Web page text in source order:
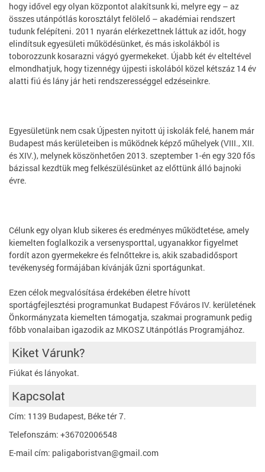
hogy idővel egy olyan központot alakítsunk ki, melyre egy – az
összes utánpótlás korosztályt felölelő – akadémiai rendszert
tudunk felépíteni. 2011 nyarán elérkezettnek láttuk az időt, hogy
elindítsuk egyesületi működésünket, és más iskolákból is
toborozzunk kosarazni vágyó gyermekeket. Újabb két év elteltével
elmondhatjuk, hogy tizennégy újpesti iskolából közel kétszáz 14 év
alatti fiú és lány jár heti rendszerességgel edzéseinkre.
Egyesületünk nem csak Újpesten nyitott új iskolák felé, hanem már
Budapest más kerületeiben is működnek képző műhelyek (VIII., XII.
és XIV.), melynek köszönhetően 2013. szeptember 1-én egy 320 fős
bázissal kezdtük meg felkészülésünket az előttünk álló bajnoki
évre.
Célunk egy olyan klub sikeres és eredményes működtetése, amely
kiemelten foglalkozik a versenysporttal, ugyanakkor figyelmet
fordít azon gyermekekre és felnőttekre is, akik szabadidősport
tevékenység formájában kívánják űzni sportágunkat.
Ezen célok megvalósítása érdekében életre hívott
sportágfejlesztési programunkat Budapest Főváros IV. kerületének
Önkormányzata kiemelten támogatja, szakmai programunk pedig
főbb vonalaiban igazodik az MKOSZ Utánpótlás Programjához.
Kiket Várunk?
Fiúkat és lányokat.
Kapcsolat
Cím: 1139 Budapest, Béke tér 7.
Telefonszám: +36702006548
E-mail cím: paligaboristvan@gmail.com